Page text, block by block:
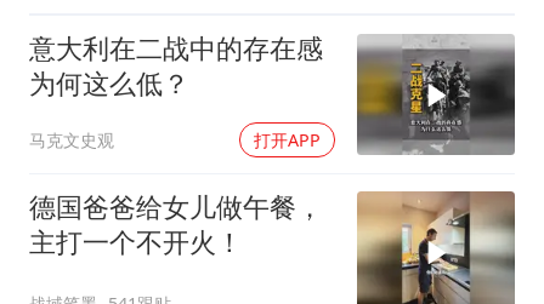
意大利在二战中的存在感
为何这么低？
马克文史观 打开APP
德国爸爸给女儿做午餐，
主打一个不开火！